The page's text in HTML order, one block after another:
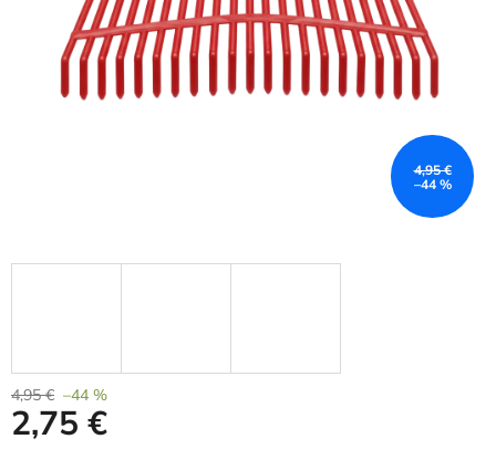
4,95 €
–44 %
4,95 € –44 %
2,75 €